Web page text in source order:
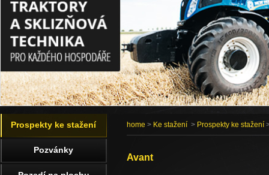
home > Ke stažení > Prospekty ke stažení
Avant
Prospekty ke stažení
Pozvánky